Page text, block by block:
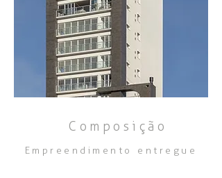
Composição
Empreendimento entregue